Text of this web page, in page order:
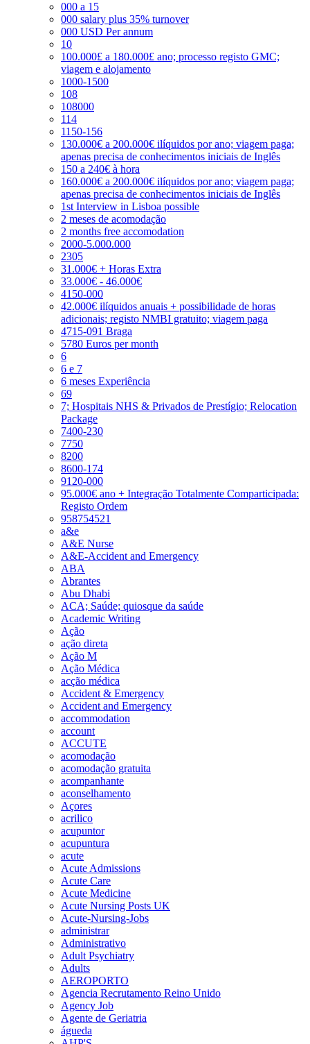
000 a 15
000 salary plus 35% turnover
000 USD Per annum
10
100.000£ a 180.000£ ano; processo registo GMC;
viagem e alojamento
1000-1500
108
108000
114
1150-156
130.000€ a 200.000€ ilíquidos por ano; viagem paga;
apenas precisa de conhecimentos iniciais de Inglês
150 a 240€ à hora
160.000€ a 200.000€ ilíquidos por ano; viagem paga;
apenas precisa de conhecimentos iniciais de Inglês
1st Interview in Lisboa possible
2 meses de acomodação
2 months free accomodation
2000-5.000.000
2305
31.000€ + Horas Extra
33.000€ - 46.000€
4150-000
42.000€ ilíquidos anuais + possibilidade de horas
adicionais; registo NMBI gratuito; viagem paga
4715-091 Braga
5780 Euros per month
6
6 e 7
6 meses Experiência
69
7; Hospitais NHS & Privados de Prestígio; Relocation
Package
7400-230
7750
8200
8600-174
9120-000
95.000€ ano + Integração Totalmente Comparticipada:
Registo Ordem
958754521
a&e
A&E Nurse
A&E-Accident and Emergency
ABA
Abrantes
Abu Dhabi
ACA; Saúde; quiosque da saúde
Academic Writing
Ação
ação direta
Ação M
Ação Médica
acção médica
Accident & Emergency
Accident and Emergency
accommodation
account
ACCUTE
acomodação
acomodação gratuita
acompanhante
aconselhamento
Açores
acrilico
acupuntor
acupuntura
acute
Acute Admissions
Acute Care
Acute Medicine
Acute Nursing Posts UK
Acute-Nursing-Jobs
administrar
Administrativo
Adult Psychiatry
Adults
AEROPORTO
Agencia Recrutamento Reino Unido
Agency Job
Agente de Geriatria
águeda